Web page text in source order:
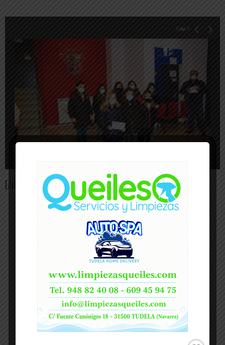
1 de 7
[/ihc-hide-content]
-- Publicidad --